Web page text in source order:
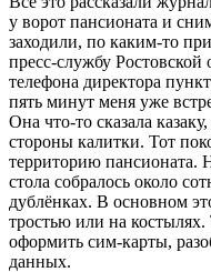
у ворот пансионата и
заходили, по каким-то
пресс-службу
телефона директора
пять минут меня уже
Она что-то сказала
стороны калитки. Тот
территорию пансионата.
стола собралось около
дублёнках. В основном
тростью или на
оформить сим-карты,
данных.